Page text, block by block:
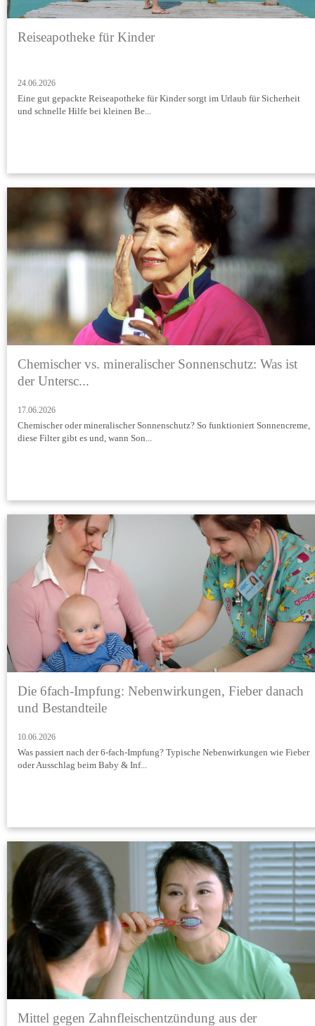
Reiseapotheke für Kinder
24.06.2026
Eine gut gepackte Reiseapotheke für Kinder sorgt im Urlaub für Sicherheit
und schnelle Hilfe bei kleinen Be...
Chemischer vs. mineralischer Sonnenschutz: Was ist
der Untersc...
17.06.2026
Chemischer oder mineralischer Sonnenschutz? So funktioniert Sonnencreme,
diese Filter gibt es und, wann Son...
Die 6fach-Impfung: Nebenwirkungen, Fieber danach
und Bestandteile
10.06.2026
Was passiert nach der 6-fach-Impfung? Typische Nebenwirkungen wie Fieber
oder Ausschlag beim Baby & Inf...
Mittel gegen Zahnfleischentzündung aus der